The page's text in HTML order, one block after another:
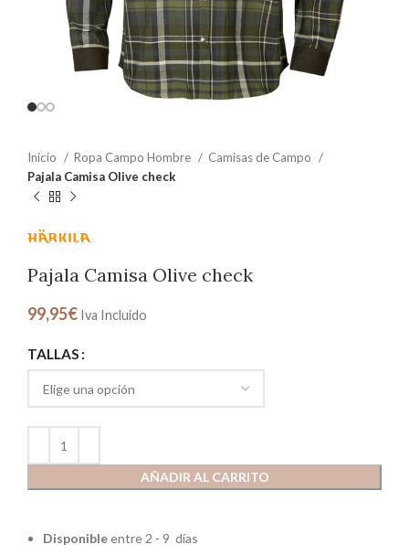
Inicio Ropa Campo Hombre
Camisas de Campo
Pajala Camisa Olive check
Pajala Camisa Olive check
99,95€ Iva Incluido
TALLAS
AÑADIR AL CARRITO
Disponibleentre 2 - 9 días